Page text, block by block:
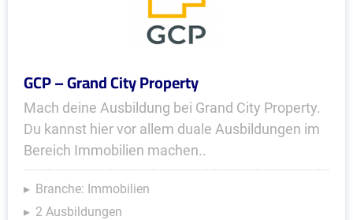
GCP – Grand City Property
Mach deine Ausbildung bei Grand City Property.
Du kannst hier vor allem duale Ausbildungen im
Bereich Immobilien machen..
Branche: Immobilien
2 Ausbildungen